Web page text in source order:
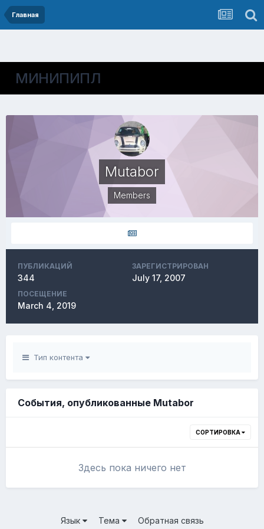
Главная
МИНИПИПЛ
Mutabor
Members
ПУБЛИКАЦИЙ
344
ЗАРЕГИСТРИРОВАН
July 17, 2007
ПОСЕЩЕНИЕ
March 4, 2019
Тип контента
События, опубликованные Mutabor
СОРТИРОВКА
Здесь пока ничего нет
Язык Тема Обратная связь